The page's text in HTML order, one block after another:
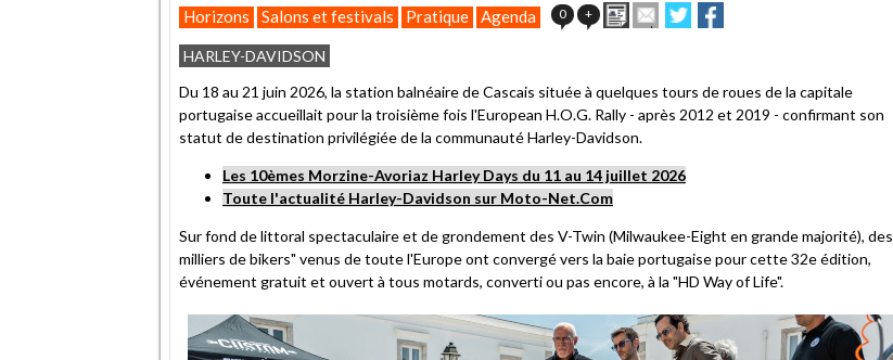
Horizons Salons et festivals Pratique Agenda 0 + ImprimerEnvoyer
cet
ami
Partager
sur
sur
HARLEY-DAVIDSON
Du 18 au 21 juin 2026, la station balnéaire de Cascais située à quelques tours de roues de la capitale
portugaise accueillait pour la troisième fois l'European H.O.G. Rally - après 2012 et 2019 - confirmant son
statut de destination privilégiée de la communauté Harley-Davidson.
Les 10èmes Morzine-Avoriaz Harley Days du 11 au 14 juillet 2026
Toute l'actualité Harley-Davidson sur Moto-Net.Com
Sur fond de littoral spectaculaire et de grondement des V-Twin (Milwaukee-Eight en grande majorité), des
milliers de bikers" venus de toute l'Europe ont convergé vers la baie portugaise pour cette 32e édition,
événement gratuit et ouvert à tous motards, converti ou pas encore, à la "HD Way of Life".